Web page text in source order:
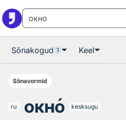
Sõnakogud 1 Keel
Sõnavormid
ru окно kesksugu